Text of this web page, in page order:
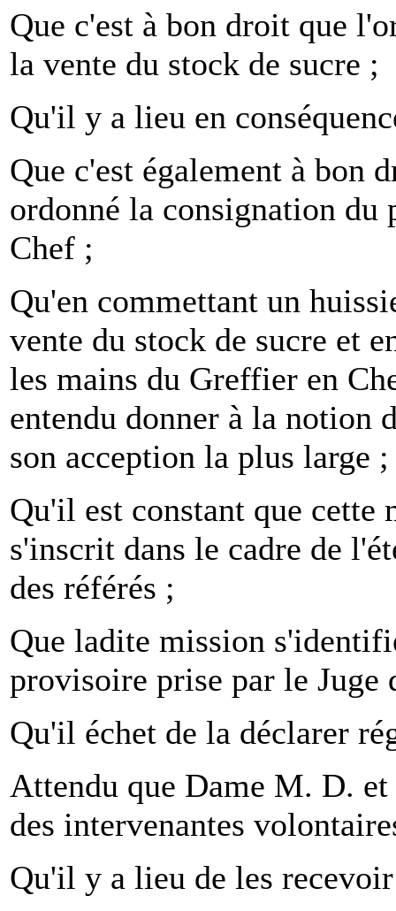
Que c'est à bon droit que
la vente du stock de sucre ;
Qu'il y a lieu en
Que c'est également à bon
ordonné la consignation
Chef ;
Qu'en commettant un
vente du stock de sucre et
les mains du Greffier en
entendu donner à la notion
son acception la plus large ;
Qu'il est constant que cette
s'inscrit dans le cadre de
des référés ;
Que ladite mission
provisoire prise par le Juge
Qu'il échet de la déclarer
Attendu que Dame M. D.
des intervenantes
Qu'il y a lieu de les